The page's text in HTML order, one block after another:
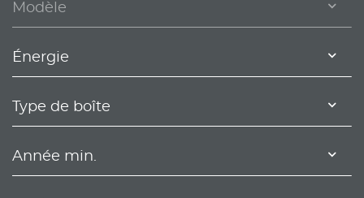
Modèle
Énergie
Type de boîte
Année min.